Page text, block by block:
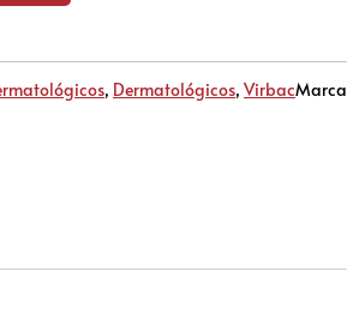
, Dermatológicos, Virbac